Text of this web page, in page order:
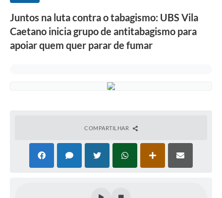
Ouvidoria
Procuradoria Jurídica - Consultoria Administrativa
SIM - Serviço de Inspeção Muncipal
Regularização Fundiária
Juntos na luta contra o tabagismo: UBS Vila
Caetano inicia grupo de antitabagismo para
apoiar quem quer parar de fumar
COMPARTILHAR